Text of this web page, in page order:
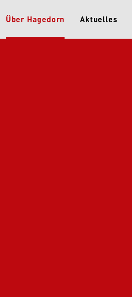
Über Hagedorn Aktuelles